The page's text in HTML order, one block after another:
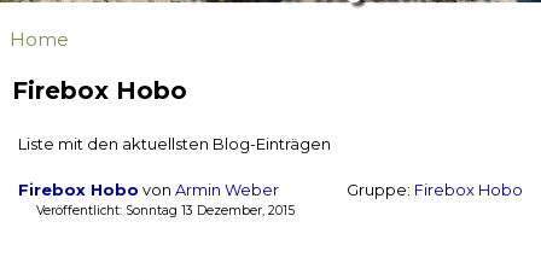
Home
Firebox Hobo
Liste mit den aktuellsten Blog-Einträgen
Firebox Hobo von Armin Weber Gruppe: Firebox Hobo
Veröffentlicht: Sonntag 13 Dezember, 2015